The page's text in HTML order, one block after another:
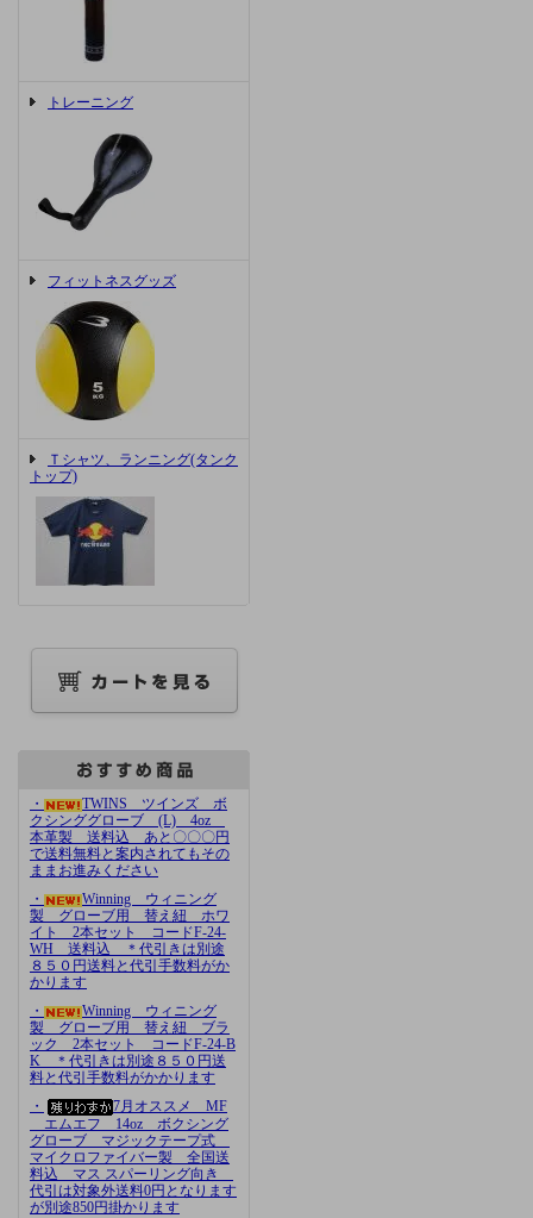
トレーニング
フィットネスグッズ
Ｔシャツ、ランニング(タンク
トップ)
・
TWINS ツインズ ボ
クシンググローブ (L) 4oz
本革製 送料込 あと〇〇〇円
で送料無料と案内されてもその
ままお進みください
・
Winning ウィニング
製 グローブ用 替え紐 ホワ
イト 2本セット コードF-24-
WH 送料込 ＊代引きは別途
８５０円送料と代引手数料がか
かります
・
Winning ウィニング
製 グローブ用 替え紐 ブラ
ック 2本セット コードF-24-B
K ＊代引きは別途８５０円送
料と代引手数料がかかります
・
7月オススメ MF
エムエフ 14oz ボクシング
グローブ マジックテープ式
マイクロファイバー製 全国送
料込 マス スパーリング向き
代引は対象外送料0円となります
が別途850円掛かります